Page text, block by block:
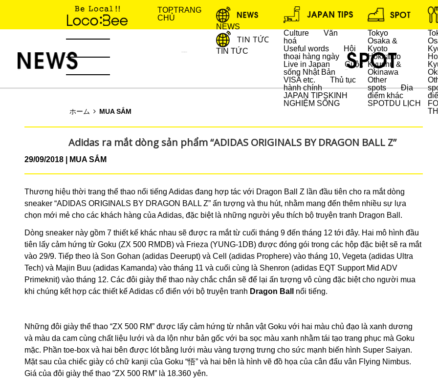
TOPTRANG
CHỦ
NEWS
TIN TỨC
Culture
Văn
hoá
Useful words
Hội
thoại hàng ngày
Live in Japan
Cuộc
sống Nhật Bản
VISA etc.
Thủ tục
hành chính
JAPAN TIPSKINH
NGHIỆM SỐNG
Tokyo
Osaka &
Kyoto
Hokkaido
Kyushu &
Okinawa
Other
spots
Địa
điểm khác
SPOTDU LỊCH
ホーム MUA SẮM
Adidas ra mắt dòng sản phẩm “ADIDAS ORIGINALS BY DRAGON BALL Z”
29/09/2018 MUA SẮM
Thương hiệu thời trang thể thao nổi tiếng Adidas đang hợp tác với Dragon Ball Z lần đầu tiên cho ra mắt dòng
sneaker “ADIDAS ORIGINALS BY DRAGON BALL Z” ấn tượng và thu hút, nhằm mang đến thêm nhiều sự lựa
chọn mới mẻ cho các khách hàng của Adidas, đặc biệt là những người yêu thích bộ truyện tranh Dragon Ball.
Dòng sneaker này gồm 7 thiết kế khác nhau sẽ được ra mắt từ cuối tháng 9 đến tháng 12 tới đây. Hai mô hình đầu
tiên lấy cảm hứng từ Goku (ZX 500 RMDB) và Frieza (YUNG-1DB) được đóng gói trong các hộp đặc biệt sẽ ra mắt
vào 29/9. Tiếp theo là Son Gohan (adidas Deerupt) và Cell (adidas Prophere) vào tháng 10, Vegeta (adidas Ultra
Tech) và Majin Buu (adidas Kamanda) vào tháng 11 và cuối cùng là Shenron (adidas EQT Support Mid ADV
Primeknit) vào tháng 12. Các đôi giày thể thao này chắc chắn sẽ để lại ấn tượng vô cùng đặc biệt cho người mua
khi chúng kết hợp các thiết kế Adidas cổ điển với bộ truyện tranh Dragon Ball nổi tiếng.
Những đôi giày thể thao “ZX 500 RM” được lấy cảm hứng từ nhân vật Goku với hai màu chủ đạo là xanh dương
và màu da cam cùng chất liệu lưới và da lộn như bản gốc với ba sọc màu xanh nhằm tái tạo trang phục mà Goku
mặc. Phần toe-box và hai bên được lót bằng lưới màu vàng tượng trưng cho sức mạnh biến hình Super Saiyan.
Mặt sau của chiếc giày có chữ kanji của Goku “悟” và hai bên là hình vẽ đồ họa của cân đẩu vân Flying Nimbus.
Giá của đôi giày thể thao “ZX 500 RM” là 18.360 yên.